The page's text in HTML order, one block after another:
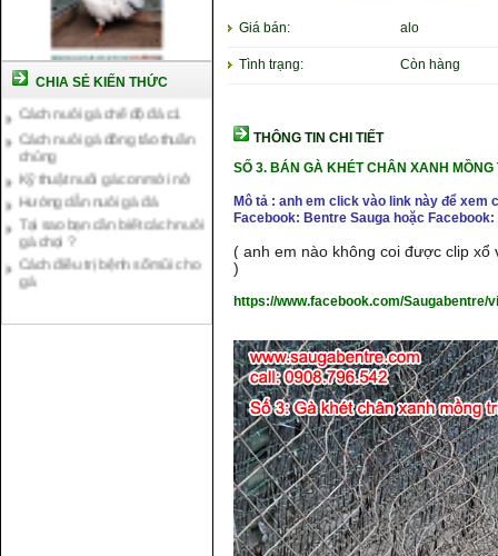
CHIA SẺ KIẾN THỨC
Cách nuôi gà đông tảo thuần
chủng
Kỹ thuật nuôi gà con mới nở
Hướng dẫn nuôi gà đá
Tại sao bạn cần biết cách nuôi
gà chọi ?
Cách điều trị bệnh sổ mũi cho
gà
Giá bán: alo
Tình trạng: Còn hàng
THÔNG TIN CHI TIẾT
SỐ 3. BÁN GÀ KHÉT CHÂN XANH
Mô tả : anh em click vào link này để
Facebook: Bentre Sauga hoặc Facebook:
( anh em nào không coi được clip xổ
)
https://www.facebook.com/Saugabentre/